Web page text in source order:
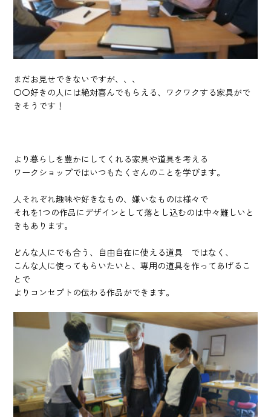
まだお見せできないですが、、、
〇〇好きの人には絶対喜んでもらえる、ワクワクする家具がで
きそうです！
より暮らしを豊かにしてくれる家具や道具を考える
ワークショップではいつもたくさんのことを学びます。
人それぞれ趣味や好きなもの、嫌いなものは様々で
それを1つの作品にデザインとして落とし込むのは中々難しいと
きもあります。
どんな人にでも合う、自由自在に使える道具 ではなく、
こんな人に使ってもらいたいと、専用の道具を作ってあげるこ
とで
よりコンセプトの伝わる作品ができます。